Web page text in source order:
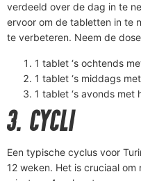
verdeeld over de dag in te
ervoor om de tabletten in te
te verbeteren. Neem de
1 tablet ‘s ochtends
1 tablet ‘s middags
1 tablet ‘s avonds met
3. CYCLI
Een typische cyclus voor
12 weken. Het is cruciaal